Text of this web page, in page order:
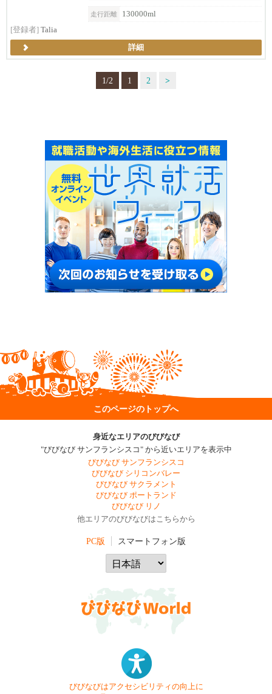
走行距離
130000ml
[登録者] Talia
詳細
1/2 1 2 >
このページのトップへ
身近なエリアのびびなび
"びびなび サンフランシスコ" から近いエリアを表示中
びびなび サンフランシスコ
びびなび シリコンバレー
びびなび サクラメント
びびなび ポートランド
びびなび リノ
他エリアのびびなびはこちらから
PC版 スマートフォン版
びびなびはアクセシビリティの向上に